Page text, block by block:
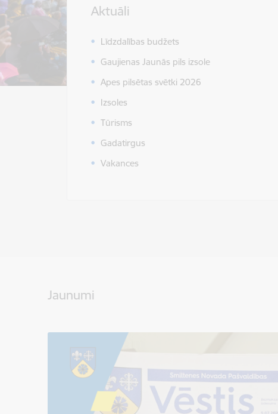
Aktuāli
Līdzdalības budžets
Gaujienas Jaunās pils izsole
Apes pilsētas svētki 2026
Izsoles
Tūrisms
Gadatirgus
Vakances
Jaunumi